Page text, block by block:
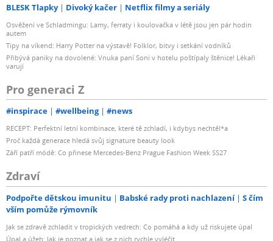
BLESK Tlapky Divoký kačer Netflix filmy a seriály
Osvěžení ve Schladmingu: Lamy, ferraty i koulovačka v létě jsou jen pár hodin
autem
Tipy na víkend: Harry Potter na výstavě! Folklor, bitvy i setkání vodníků
Přibývá paniky na dovolené: Vnuka paní Soni v hotelu poštípaly štěnice! Lékaři
varují
Pro generaci Z
#inspirace #wellbeing #news
RECEPT: Perfektní letní kombinace, které tě zchladí, i kdybys nechtěl*a
Proč každá generace hledá svůj signature beauty look
Září patří módě: Co přinese Mercedes-Benz Prague Fashion Week SS27
Zdraví
Podpořte dětskou imunitu Babské rady proti nachlazení
S čím
vším pomůže rýmovník
Jak se zdravě zchladit v tropických vedrech: Co pomáhá a kdy už riskujete úpal
Úpal a úžeh: Jak je poznat a jak se z nich rychle vyléčit